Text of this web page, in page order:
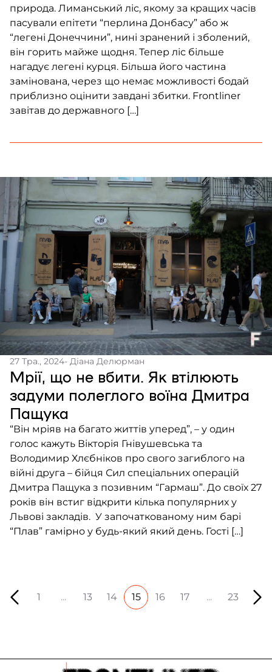
природа. Лиманський ліс, якому за кращих часів
пасували епітети “перлина Донбасу” або ж
“легені Донеччини”, нині зранений і зболений,
він горить майже щодня. Тепер ліс більше
нагадує легені курця. Більша його частина
замінована, через що немає можливості бодай
приблизно оцінити завдані збитки. Frontliner
завітав до державного […]
27 Тра., 2024- Діана Делюрман
Мрії, що не вбити. Як втілюють
задуми полеглого воїна Дмитра
Пащука
“Він мріяв на багато життів уперед”, – у один
голос кажуть Вікторія Гнівушевська та
Володимир Хлєбніков про свого загиблого на
війні друга – бійця Сил спеціальних операцій
Дмитра Пащука з позивним “Гармаш”. До своїх 27
років він встиг відкрити кілька популярних у
Львові закладів. У започаткованому ним барі
“Плав” гамірно у будь-який який день. Гості […]
1 ... 13 14 15 16 17 ... 23